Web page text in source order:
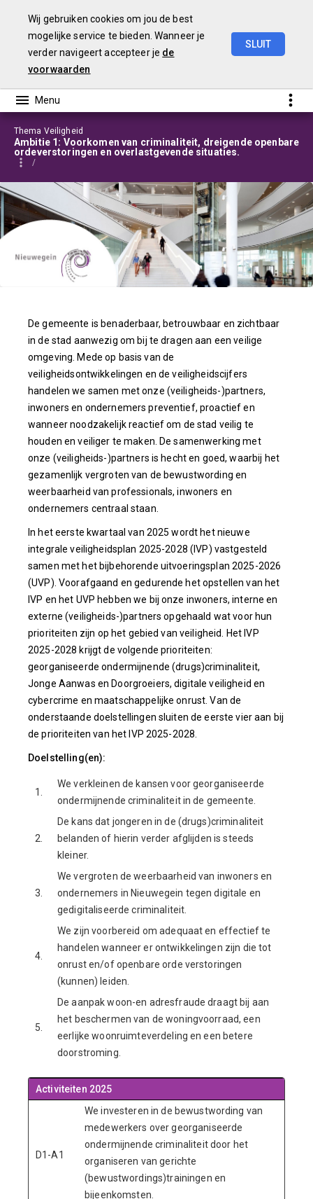
Wij gebruiken cookies om jou de best
mogelijke service te bieden. Wanneer je
verder navigeert accepteer je de
voorwaarden
SLUIT
Thema Veiligheid
Ambitie 1: Voorkomen van criminaliteit, dreigende openbare
ordeverstoringen en overlastgevende situaties.
De gemeente is benaderbaar, betrouwbaar en zichtbaar
in de stad aanwezig om bij te dragen aan een veilige
omgeving. Mede op basis van de
veiligheidsontwikkelingen en de veiligheidscijfers
handelen we samen met onze (veiligheids-)partners,
inwoners en ondernemers preventief, proactief en
wanneer noodzakelijk reactief om de stad veilig te
houden en veiliger te maken. De samenwerking met
onze (veiligheids-)partners is hecht en goed, waarbij het
gezamenlijk vergroten van de bewustwording en
weerbaarheid van professionals, inwoners en
ondernemers centraal staan.
In het eerste kwartaal van 2025 wordt het nieuwe
integrale veiligheidsplan 2025-2028 (IVP) vastgesteld
samen met het bijbehorende uitvoeringsplan 2025-2026
(UVP). Voorafgaand en gedurende het opstellen van het
IVP en het UVP hebben we bij onze inwoners, interne en
externe (veiligheids-)partners opgehaald wat voor hun
prioriteiten zijn op het gebied van veiligheid. Het IVP
2025-2028 krijgt de volgende prioriteiten:
georganiseerde ondermijnende (drugs)criminaliteit,
Jonge Aanwas en Doorgroeiers, digitale veiligheid en
cybercrime en maatschappelijke onrust. Van de
onderstaande doelstellingen sluiten de eerste vier aan bij
de prioriteiten van het IVP 2025-2028.
Doelstelling(en):
1.
We verkleinen de kansen voor georganiseerde
ondermijnende criminaliteit in de gemeente.
2.
De kans dat jongeren in de (drugs)criminaliteit
belanden of hierin verder afglijden is steeds
kleiner.
3.
We vergroten de weerbaarheid van inwoners en
ondernemers in Nieuwegein tegen digitale en
gedigitaliseerde criminaliteit.
4.
We zijn voorbereid om adequaat en effectief te
handelen wanneer er ontwikkelingen zijn die tot
onrust en/of openbare orde verstoringen
(kunnen) leiden.
5.
De aanpak woon-en adresfraude draagt bij aan
het beschermen van de woningvoorraad, een
eerlijke woonruimteverdeling en een betere
doorstroming.
Activiteiten 2025
D1-A1
We investeren in de bewustwording van
medewerkers over georganiseerde
ondermijnende criminaliteit door het
organiseren van gerichte
(bewustwordings)trainingen en
bijeenkomsten.